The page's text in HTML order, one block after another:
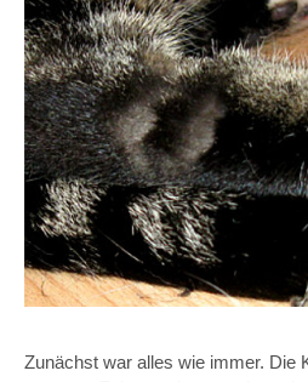
Zunächst war alles wie immer. Die